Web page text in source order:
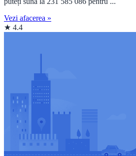
Vezi afacerea »
★ 4.4